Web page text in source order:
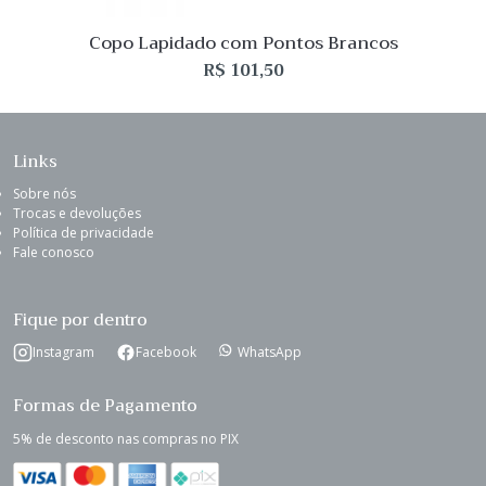
Copo Lapidado com Pontos Brancos
R$ 101,50
Links
Sobre nós
Trocas e devoluções
Política de privacidade
Fale conosco
Fique por dentro
Instagram Facebook WhatsApp
Formas de Pagamento
5% de desconto nas compras no PIX